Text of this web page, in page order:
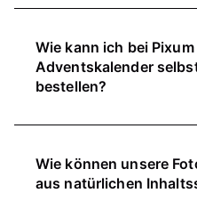
Sobald du die
Produktionin der Regel
Anspruch. Nachdem
Österreich 1 bis 3
Für weitere Infos
Lieferversprechen zur
Wie kann ich bei Pixum
Adventskalender
bestellen?
Deinen ganz
Wähle deinen
Mit oder ohne
Wie können unsere
aus natürlichen